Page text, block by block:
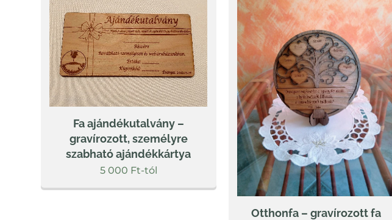
Fa ajándékutalvány –
gravírozott, személyre
szabható ajándékkártya
5 000 Ft-tól
Otthonfa – gravírozott fa